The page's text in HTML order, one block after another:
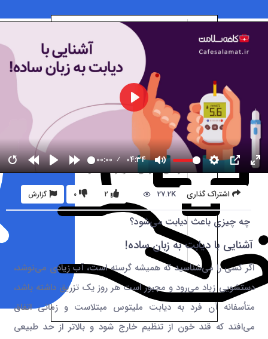
00:00 04:34
اشتراک گذاری 27.2K گزارش 0 2
چه چیزی باعث دیابت می‌شود؟
آشنایی با دیابت به زبان ساده!
اگر کسی را می‌شناسید که همیشه گرسنه است، آب زیادی می‌نوشد،
دستشویی زیاد می‌رود و مجبور است هر روز یک تزریق داشته باشد،
متأسفانه آن فرد به دیابت ملیتوس مبتلاست و زمانی اتفاق
می‌افتد که قند خون از تنظیم خارج شود و بالاتر از حد طبیعی